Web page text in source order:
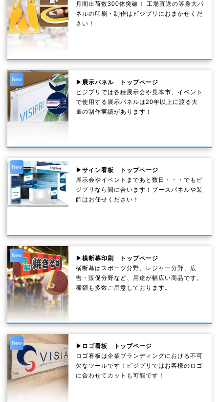
月間出荷数300体突破！ 工場直送の等身大パ
ネルの印刷・制作は ビジプリ におまかせくだ
さい！
New
▶展示パネル トップページ
ビジプリでは各種展示会や見本市、イベント
で使用する展示パネルは20年以上に渡る大
量の制作実績があります！
New
▶サイン看板 トップページ
展示会やイベントまであと数日・・・でもビ
ジプリなら間に合います！ブースパネルや装
飾はお任せください！
New
▶横断幕印刷 トップページ
横断幕はスポーツ分野、レジャー分野、広
告・販促分野など、用途が幅広い商品です。
種類も多数ご用意しております。
New
▶ロゴ看板 トップページ
ロゴ看板は企業ブランディングにおける不可
欠なツールです！ビジプリではお客様のロゴ
に合わせてカットも可能です！